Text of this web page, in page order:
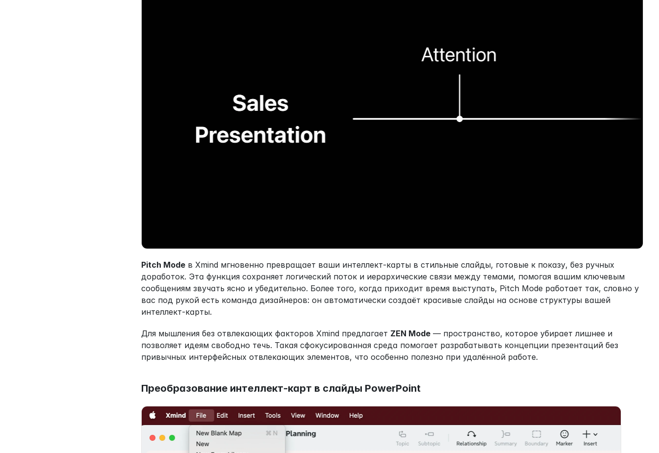
Pitch Mode в Xmind мгновенно превращает ваши интеллект-карты в стильные слайды, готовые к показу, без ручных
доработок. Эта функция сохраняет логический поток и иерархические связи между темами, помогая вашим ключевым
сообщениям звучать ясно и убедительно. Более того, когда приходит время выступать, Pitch Mode работает так, словно у
вас под рукой есть команда дизайнеров: он автоматически создаёт красивые слайды на основе структуры вашей
интеллект-карты.
Для мышления без отвлекающих факторов Xmind предлагает ZEN Mode — пространство, которое убирает лишнее и
позволяет идеям свободно течь. Такая сфокусированная среда помогает разрабатывать концепции презентаций без
привычных интерфейсных отвлекающих элементов, что особенно полезно при удалённой работе.
Преобразование интеллект-карт в слайды PowerPoint